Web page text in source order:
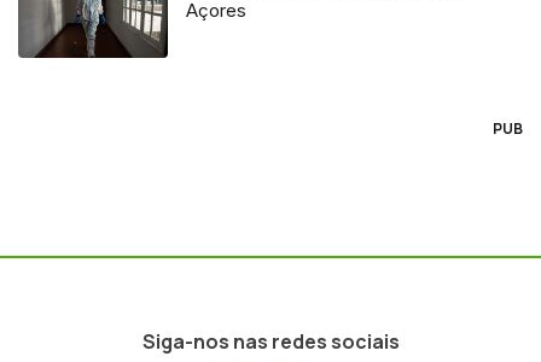
Açores
PUB
Siga-nos nas redes sociais